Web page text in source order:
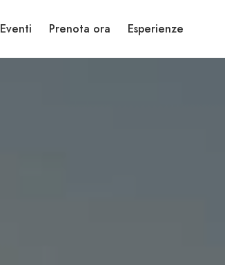
Eventi Prenota ora Esperienze